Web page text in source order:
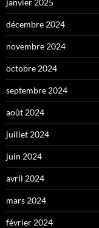
janvier 2025
décembre 2024
novembre 2024
octobre 2024
septembre 2024
août 2024
juillet 2024
juin 2024
avril 2024
mars 2024
février 2024